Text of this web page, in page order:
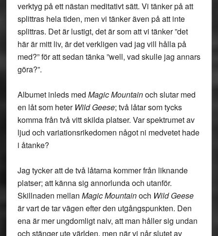
verktyg på ett nästan meditativt sätt. Vi tänker på att
splittras hela tiden, men vi tänker även på att inte
splittras. Det är lustigt, det är som att vi tänker ”det
här är mitt liv, är det verkligen vad jag vill hålla på
med?” för att sedan tänka ”well, vad skulle jag annars
göra?”.
Albumet inleds med Magic Mountainoch slutar med
en låt som heter Wild Geese; två låtar som tycks
komma från två vitt skilda platser. Var spektrumet av
ljud och variationsrikedomen något ni medvetet hade
i åtanke?
Jag tycker att de två låtarna kommer från liknande
platser; att känna sig annorlunda och utanför.
Skillnaden mellan Magic Mountainoch Wild Geese
är vart de tar vägen efter den utgångspunkten. Den
ena är mer ungdomligt naiv, att man håller sig undan
och stänger ute världen, men när vi når slutet av